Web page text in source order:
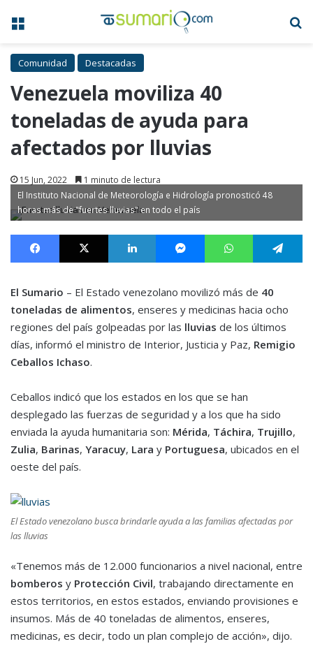
Menú
Comunidad Destacadas
Venezuela moviliza 40
toneladas de ayuda para
afectados por lluvias
15 Jun, 2022 1 minuto de lectura
El Instituto Nacional de Meteorología e Hidrología pronosticó 48
horas más de "fuertes lluvias" en todo el país
Facebook X LinkedIn MessengerWhatsApp
El Sumario – El Estado venezolano movilizó más de 40
toneladas de alimentos, enseres y medicinas hacia ocho
regiones del país golpeadas por las lluvias de los últimos
días, informó el ministro de Interior, Justicia y Paz, Remigio
Ceballos Ichaso.
Ceballos indicó que los estados en los que se han
desplegado las fuerzas de seguridad y a los que ha sido
enviada la ayuda humanitaria son: Mérida, Táchira, Trujillo,
Zulia, Barinas, Yaracuy, Lara y Portuguesa, ubicados en el
oeste del país.
El Estado venezolano busca brindarle ayuda a las familias afectadas por
las lluvias
«Tenemos más de 12.000 funcionarios a nivel nacional, entre
bomberos y Protección Civil, trabajando directamente en
estos territorios, en estos estados, enviando provisiones e
insumos. Más de 40 toneladas de alimentos, enseres,
medicinas, es decir, todo un plan complejo de acción», dijo.